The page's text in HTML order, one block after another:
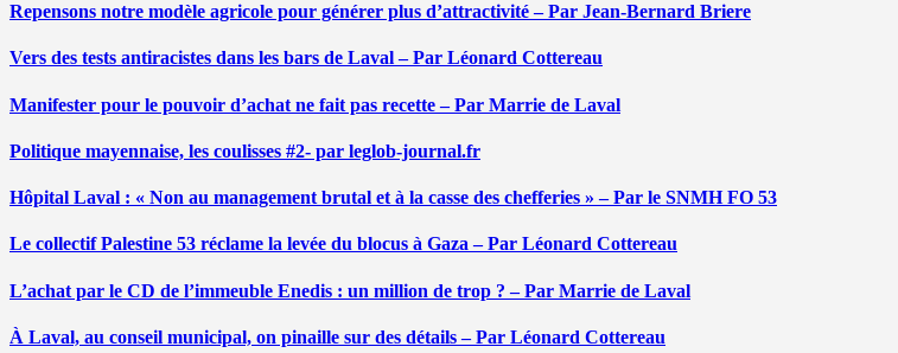
Repensons notre modèle agricole pour générer plus d’attractivité – Par Jean-Bernard Briere
Vers des tests antiracistes dans les bars de Laval – Par Léonard Cottereau
Manifester pour le pouvoir d’achat ne fait pas recette – Par Marrie de Laval
Politique mayennaise, les coulisses #2- par leglob-journal.fr
Hôpital Laval : « Non au management brutal et à la casse des chefferies » – Par le SNMH FO 53
Le collectif Palestine 53 réclame la levée du blocus à Gaza – Par Léonard Cottereau
L’achat par le CD de l’immeuble Enedis : un million de trop ? – Par Marrie de Laval
À Laval, au conseil municipal, on pinaille sur des détails – Par Léonard Cottereau